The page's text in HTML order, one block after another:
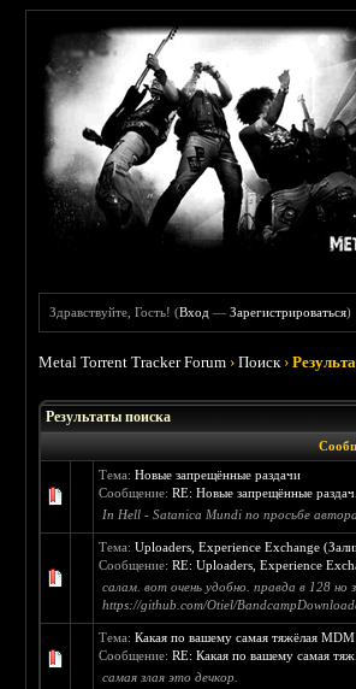
Здравствуйте, Гость! (Вход —Зарегистрироваться)
Metal Torrent Tracker Forum ›Поиск ›
Результаты поиска
Тема:Новые запрещённые раздачи
Сообщение:RE: Новые запрещённые
In Hell - Satanica Mundi по просьбе
Тема:Uploaders, Experience Exchange
Сообщение:RE: Uploaders, Experience
салам. вот очень удобно. правда в 128
https://github.com/Otiel/
Тема:Какая по вашему самая тяжёлая
Сообщение:RE: Какая по вашему самая
самая злая это дечкор.